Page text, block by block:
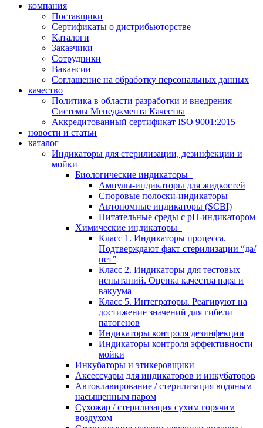
компания
Поставщики
Сертификаты о дистрибьюторстве
Каталоги
Заказчики
Сотрудники
Вакансии
Соглашение на обработку персональных данных
качество
Политика в области разработки и внедрения
Системы Менеджмента Качества
Аккредитованный сертификат ISO 9001:2015
новости и статьи
каталог
Индикаторы для стерилизации, дезинфекции и
мойки
Биологические индикаторы
Ампулы-индикаторы для жидкостей
Споровые полоски-индикаторы
Автономные индикаторы (SCBI)
Питательные среды с рН-индикатором
Химические индикаторы
Класс 1. Индикаторы процесса.
Подтверждают факт стерилизации “да/
нет”
Класс 2. Индикаторы для тестовых
испытаний. Оценка качества пара и
вакуума
Класс 5. Интеграторы. Реагируют на
достижение значений для гибели
патогенов
Индикаторы контроля дезинфекции
Индикаторы контроля эффективности
мойки
Инкубаторы и этикеровщики
Аксессуары для индикаторов и инкубаторов
Автоклавирование / стерилизация водяным
насыщенным паром
Сухожар / стерилизация сухим горячим
воздухом